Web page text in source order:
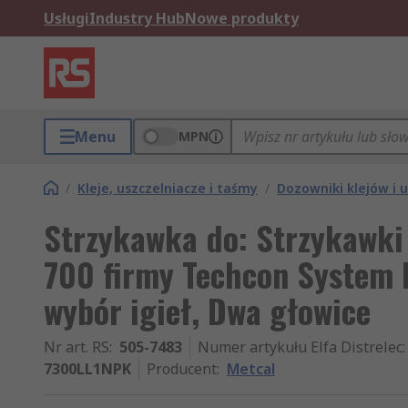
UsługiIndustry HubNowe produkty
Menu MPN
/ Kleje, uszczelniacze i taśmy / Dozowniki klejów i
Strzykawka do:
700 firmy Techcon
wybór igieł, Dwa głowice
Nr art. RS: 505-7483 Numer artykułu Elfa Distrelec:
7300LL1NPK
Producent: Metcal